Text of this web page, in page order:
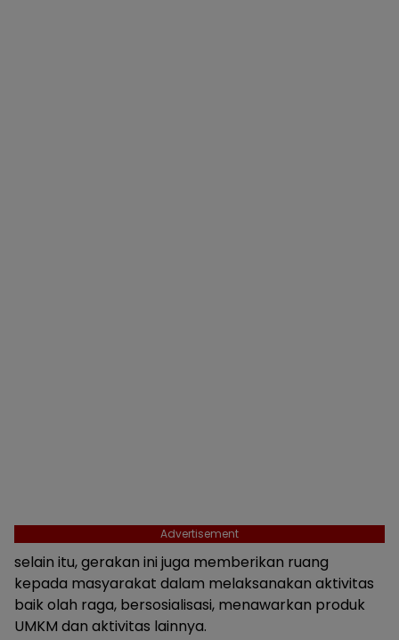
Advertisement
selain itu, gerakan ini juga memberikan ruang
kepada masyarakat dalam melaksanakan aktivitas
baik olah raga, bersosialisasi, menawarkan produk
UMKM dan aktivitas lainnya.